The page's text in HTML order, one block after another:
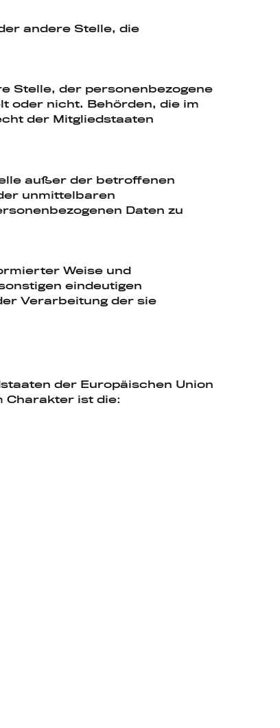
andere Stelle, die
Stelle, der personenbezogene
oder nicht. Behörden, die im
der Mitgliedstaaten
außer der betroffenen
unmittelbaren
Daten zu
Weise und
eindeutigen
Verarbeitung der sie
der Europäischen Union
Charakter ist die: